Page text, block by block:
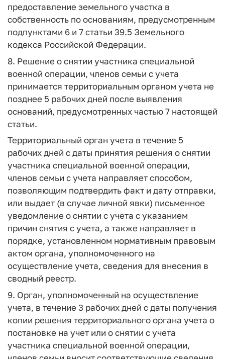
предоставление земельного участка в
собственность по основаниям, предусмотренным
подпунктами 6 и 7 статьи 39.5 Земельного
кодекса Российской Федерации.
8. Решение о снятии участника специальной
военной операции, членов семьи с учета
принимается территориальным органом учета не
позднее 5 рабочих дней после выявления
оснований, предусмотренных частью 7 настоящей
статьи.
Территориальный орган учета в течение 5
рабочих дней с даты принятия решения о снятии
участника специальной военной операции,
членов семьи с учета направляет способом,
позволяющим подтвердить факт и дату отправки,
или выдает (в случае личной явки) письменное
уведомление о снятии с учета с указанием
причин снятия с учета, а также направляет в
порядке, установленном нормативным правовым
актом органа, уполномоченного на
осуществление учета, сведения для внесения в
сводный реестр.
9. Орган, уполномоченный на осуществление
учета, в течение 3 рабочих дней с даты получения
копии решения территориального органа учета о
постановке на учет или о снятии с учета
участника специальной военной операции,